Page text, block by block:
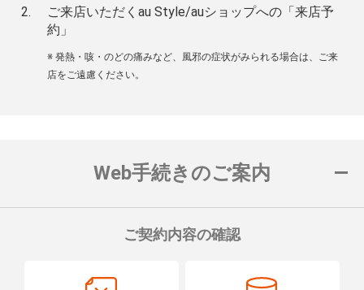
ご来店いただくau Style/auショップへの「来店予
約」
※ 発熱・咳・のどの痛みなど、風邪の症状がみられる場合は、ご来
店をご遠慮ください。
Web手続きのご案内
ご契約内容の確認